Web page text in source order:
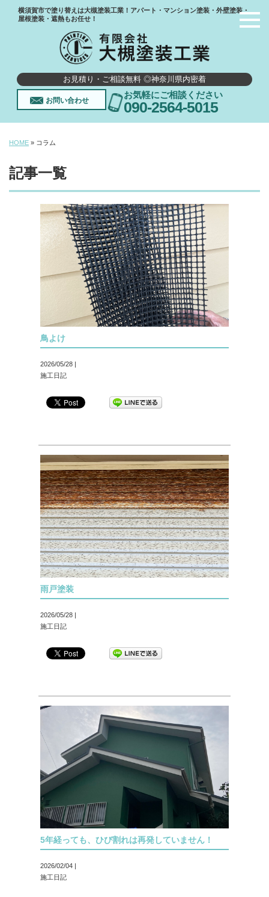
横須賀市で塗り替えは大槻塗装工業！アパート・マンション塗装・外壁塗装・
屋根塗装・遮熱もお任せ！
お見積り・ご相談無料 ◎神奈川県内密着
お問い合わせ
お気軽にご相談ください
090-2564-5015
HOME » コラム
記事一覧
鳥よけ
2026/05/28 |
施工日記
雨戸塗装
2026/05/28 |
施工日記
5年経っても、ひび割れは再発していません！
2026/02/04 |
施工日記